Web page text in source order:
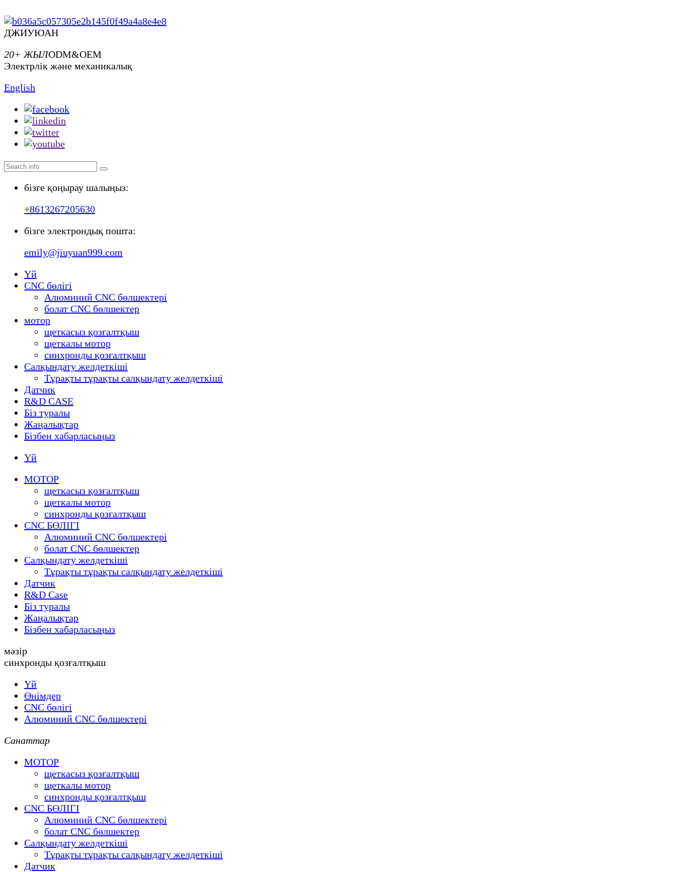
ДЖИУЮАН
20+ ЖЫЛODM&OEM
Электрлік және механикалық
English
бізге қоңырау шалыңыз:
+8613267205630
бізге электрондық пошта:
emily@jiuyuan999.com
Үй
CNC бөлігі
Алюминий CNC бөлшектері
болат CNC бөлшектер
мотор
щеткасыз қозғалтқыш
щеткалы мотор
синхронды қозғалтқыш
Салқындату желдеткіші
Тұрақты тұрақты салқындату желдеткіші
Датчик
R&D CASE
Біз туралы
Жаңалықтар
Бізбен хабарласыңыз
Үй
МОТОР
щеткасыз қозғалтқыш
щеткалы мотор
синхронды қозғалтқыш
CNC БӨЛІГІ
Алюминий CNC бөлшектері
болат CNC бөлшектер
Салқындату желдеткіші
Тұрақты тұрақты салқындату желдеткіші
Датчик
R&D Case
Біз туралы
Жаңалықтар
Бізбен хабарласыңыз
мәзір
синхронды қозғалтқыш
Үй
Өнімдер
CNC бөлігі
Алюминий CNC бөлшектері
Санаттар
МОТОР
щеткасыз қозғалтқыш
щеткалы мотор
синхронды қозғалтқыш
CNC БӨЛІГІ
Алюминий CNC бөлшектері
болат CNC бөлшектер
Салқындату желдеткіші
Тұрақты тұрақты салқындату желдеткіші
Датчик